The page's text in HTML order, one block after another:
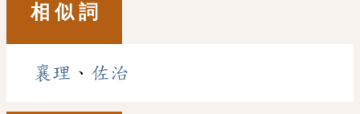
相 似 詞
襄理 、 佐治